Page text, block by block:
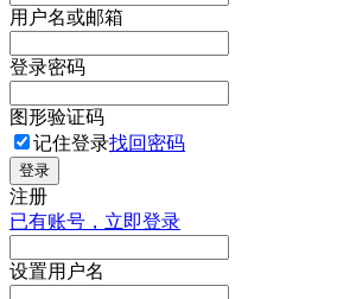
用户名或邮箱
登录密码
图形验证码
记住登录找回密码
登录
注册
已有账号，立即登录
设置用户名